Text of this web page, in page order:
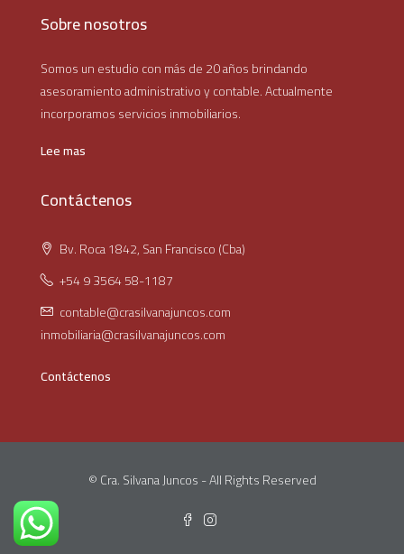
Sobre nosotros
Somos un estudio con más de 20 años brindando
asesoramiento administrativo y contable. Actualmente
incorporamos servicios inmobiliarios.
Lee mas
Contáctenos
Bv. Roca 1842, San Francisco (Cba)
+54 9 3564 58-1187
contable@crasilvanajuncos.com
inmobiliaria@crasilvanajuncos.com
Contáctenos
© Cra. Silvana Juncos - All Rights Reserved